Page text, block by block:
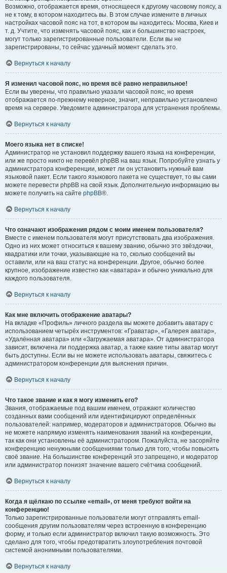
Возможно, отображается время, относящееся к другому часовому поясу, а
не к тому, в котором находитесь вы. В этом случае измените в личных
настройках часовой пояс на тот, в котором вы находитесь: Москва, Киев и
т. д. Учтите, что изменять часовой пояс, как и большинство настроек,
могут только зарегистрированные пользователи. Если вы не
зарегистрированы, то сейчас удачный момент сделать это.
Вернуться к началу
Я изменил часовой пояс, но время всё равно неправильное!
Если вы уверены, что правильно указали часовой пояс, но время
отображается по-прежнему неверное, значит, неправильно установлено
время на сервере. Уведомите администратора для устранения проблемы.
Вернуться к началу
Моего языка нет в списке!
Администратор не установил поддержку вашего языка на конференции,
или же просто никто не перевёл phpBB на ваш язык. Попробуйте узнать у
администратора конференции, может ли он установить нужный вам
языковой пакет. Если такого языкового пакета не существует, то вы сами
можете перевести phpBB на свой язык. Дополнительную информацию вы
можете получить на сайте phpBB®.
Вернуться к началу
Что означают изображения рядом с моим именем пользователя?
Вместе с именем пользователя могут присутствовать два изображения.
Одно из них может относиться к вашему званию, обычно это звёздочки,
квадратики или точки, указывающие на то, сколько сообщений вы
оставили, или на ваш статус на конференции. Другое, обычно более
крупное, изображение известно как «аватара» и обычно уникально для
каждого пользователя.
Вернуться к началу
Как мне включить отображение аватары?
На вкладке «Профиль» личного раздела вы можете добавить аватару с
использованием четырёх инструментов: «Граватар», «Галерея аватар»,
«Удалённая аватара» или «Загружаемая аватара». От администратора
зависит, включена ли поддержка аватар, а также какие типы аватар могут
быть доступны. Если вы не можете использовать аватары, свяжитесь с
администратором конференции для выяснения причин.
Вернуться к началу
Что такое звание и как я могу изменить его?
Звания, отображаемые под вашим именем, отражают количество
созданных вами сообщений или идентифицируют определённых
пользователей: например, модераторов и администраторов. Обычно вы
не можете напрямую изменять наименования званий на конференции,
так как они установлены её администратором. Пожалуйста, не засоряйте
конференцию ненужными сообщениями только для того, чтобы повысить
своё звание. На большинстве конференций это запрещено, и модератор
или администратор понизят значение вашего счётчика сообщений.
Вернуться к началу
Когда я щёлкаю по ссылке «email», от меня требуют войти на
конференцию!
Только зарегистрированные пользователи могут отправлять email-
сообщения другим пользователям через встроенную в конференцию
форму, и только если администратор включил такую возможность. Это
сделано для того, чтобы предотвратить злоупотребления почтовой
системой анонимными пользователями.
Вернуться к началу